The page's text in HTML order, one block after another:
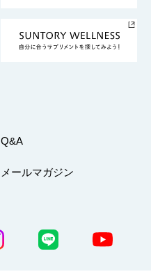
Q&A
メールマガジン